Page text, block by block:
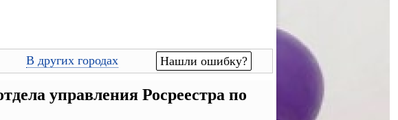
В других городах Нашли ошибку?
управления Росреестра по